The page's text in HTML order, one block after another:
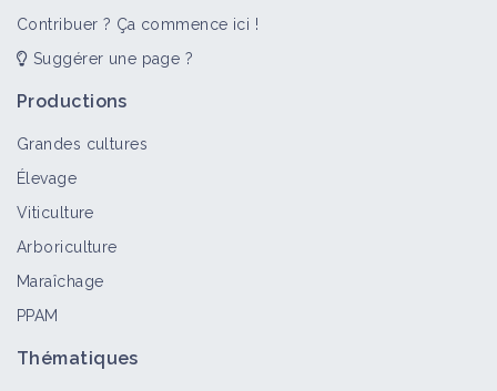
Contribuer ? Ça commence ici !
Suggérer une page ?
Productions
Grandes cultures
Élevage
Viticulture
Arboriculture
Maraîchage
PPAM
Thématiques